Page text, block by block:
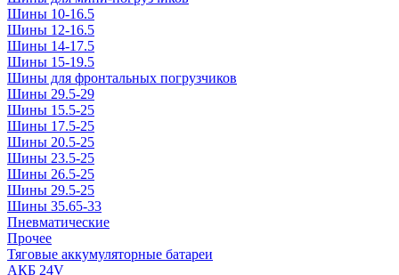
Шины 10-16.5
Шины 12-16.5
Шины 14-17.5
Шины 15-19.5
Шины для фронтальных погрузчиков
Шины 29.5-29
Шины 15.5-25
Шины 17.5-25
Шины 20.5-25
Шины 23.5-25
Шины 26.5-25
Шины 29.5-25
Шины 35.65-33
Пневматические
Прочее
Тяговые аккумуляторные батареи
АКБ 24V